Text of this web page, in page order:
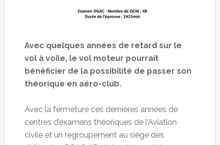
Avec quelques années de retard sur le
vol à voile, le vol moteur pourrait
bénéficier de la possibilité de passer son
théorique en aéro-club.
Avec la fermeture ces dernières années de
centres d’examens théoriques de l’Aviation
civile et un regroupement au siège des